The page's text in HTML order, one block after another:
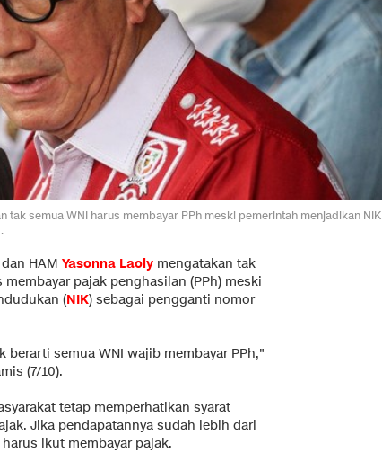
tak semua WNI harus membayar PPh meski pemerintah menjadikan NIK
HAM Yasonna Laoly mengatakan tak
pajak penghasilan (PPh) meski
(NIK) sebagai pengganti nomor
semua WNI wajib membayar PPh,"
(7/10).
tetap memperhatikan syarat
Jika pendapatannya sudah lebih dari
ikut membayar pajak.